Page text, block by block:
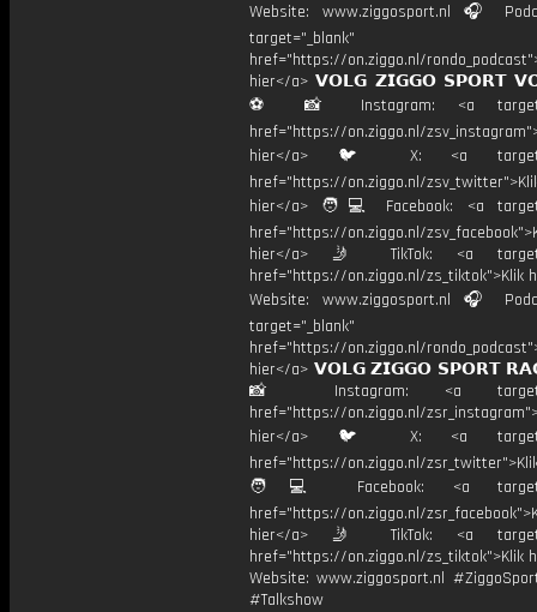
Website: www.ziggosport.nl 🎧
target="_blank"
href="https://on.ziggo.nl/
hier</a> 𝗩𝗢𝗟𝗚 𝗭𝗜𝗚𝗚𝗢 𝗦𝗣𝗢𝗥𝗧
⚽️ 📸 Instagram: <a
href="https://on.ziggo.nl/
hier</a> 🐦 X: <a
href="https://on.ziggo.nl/
hier</a> 🧑💻 Facebook: <a
href="https://on.ziggo.nl/
hier</a> 🤳 TikTok: <a
href="https://on.ziggo.nl/zs_tiktok">Klik
Website: www.ziggosport.nl 🎧
target="_blank"
href="https://on.ziggo.nl/
hier</a> 𝗩𝗢𝗟𝗚 𝗭𝗜𝗚𝗚𝗢 𝗦𝗣𝗢𝗥𝗧
📸 Instagram: <a
href="https://on.ziggo.nl/
hier</a> 🐦 X: <a
href="https://on.ziggo.nl/
🧑💻 Facebook: <a
href="https://on.ziggo.nl/
hier</a> 🤳 TikTok: <a
href="https://on.ziggo.nl/zs_tiktok">Klik
Website: www.ziggosport.nl
#Talkshow